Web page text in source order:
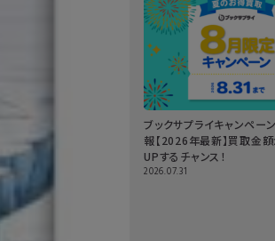
ブックサプライキャンペー
報【2026年最新】買取金
UPするチャンス！
2026.07.31